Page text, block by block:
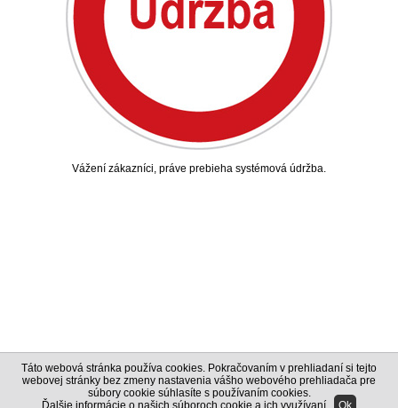
Vážení zákazníci, práve prebieha systémová údržba.
Táto webová stránka používa cookies. Pokračovaním v prehliadaní si tejto
webovej stránky bez zmeny nastavenia vášho webového prehliadača pre
súbory cookie súhlasíte s používaním cookies.
Ďalšie informácie o našich súboroch cookie a ich využívaní
Ok